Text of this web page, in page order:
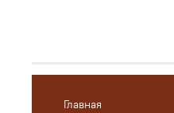
Главная